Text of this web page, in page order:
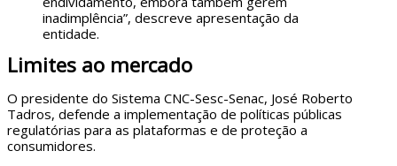
inadimplência”, descreve apresentação da
entidade.
Limites ao mercado
O presidente do Sistema CNC-Sesc-Senac, José Roberto
Tadros, defende a implementação de políticas públicas
regulatórias para as plataformas e de proteção a
consumidores.